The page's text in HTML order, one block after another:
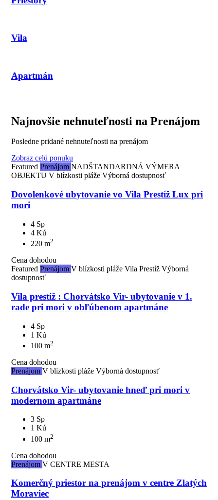
Vila
Apartmán
Najnovšie nehnuteľnosti na Prenájom
Posledne pridané nehnuteľnosti na prenájom
Zobraz celú ponuku
Featured Prenájom NADŠTANDARDNÁ VÝMERA
OBJEKTU V blízkosti pláže Výborná dostupnosť
Dovolenkové ubytovanie vo Vila Prestíž Lux pri
mori
4 Sp
4 Kú
220 m2
Cena dohodou
Featured Prenájom V blízkosti pláže Vila Prestíž Výborná
dostupnosť
Vila prestíž : Chorvátsko Vir- ubytovanie v 1.
rade pri mori v obľúbenom apartmáne
4 Sp
1 Kú
100 m2
Cena dohodou
Prenájom V blízkosti pláže Výborná dostupnosť
Chorvátsko Vir- ubytovanie hneď pri mori v
modernom apartmáne
3 Sp
1 Kú
100 m2
Cena dohodou
Prenájom V CENTRE MESTA
Komerčný priestor na prenájom v centre Zlatých
Moraviec